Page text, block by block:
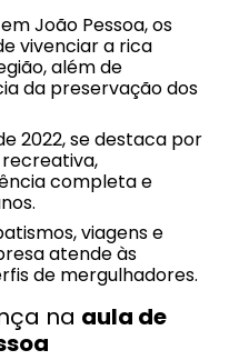
João Pessoa, os
vivenciar a rica
além de
da preservação dos
2022, se destaca por
completa e
viagens e
atende às
de mergulhadores.
na aula de